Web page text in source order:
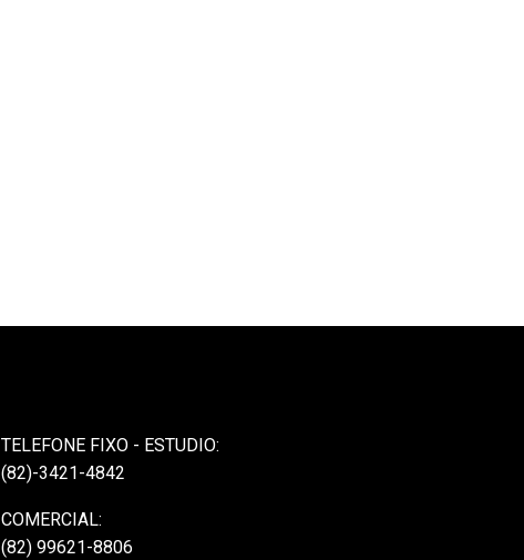
TELEFONE FIXO - ESTUDIO:
(82)-3421-4842
COMERCIAL:
(82) 99621-8806